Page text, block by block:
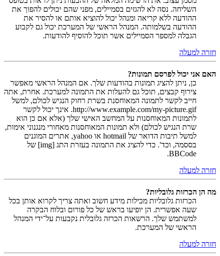
השליחה. נסה לא להגזים בסמיילים, מפני שהם יכולים להפוך את
ההודעה ללא קריאה ומנהל יכול להוציא אותם או להסיר את
ההודעה בשלמותה. המנהל הראשי של המערכת יכול גם לקבוע
הגבלה למספר הסמיילים אשר תוכל להוסיף להודעות.
חזרה למעלה
האם אני יכול לפרסם תמונות?
כן, ניתן להציג תמונות בהודעות שלך. אם המנהל הראשי מאפשר
צירוף קבצים, תוכל גם להעלות את התמונה למערכת. אחרת, אתה
חייב לקשר לתמונה המאוחסנת בשרת רחוק הנגיש לכולם, למשל
http://www.example.com/my-picture.gif. אינך יכול לקשר
לתמונות המאוחסנות על המחשב האישי שלך (אלא אם כן הוא
שרת הנגיש לכולם) ולא תמונות המאוחסנות מאחורי מנגנוני אימות,
למשל תיבות הדואר של hotmail או yahoo, אתרים המוגנים
בססמה, וכד'. כדי להציג את התמונה בעזרת התג [img] של
BBCode.
חזרה למעלה
מה הן הכרזות גלובליות?
הכרזות גלובליות מכילות מידע חשוב ואתה צריך לקרוא אותן בכל
שעה אפשרית. הן יופיעו בראש של כל פורום ובלוח הבקרה
למשתמש שלך. הרשאות הכרזה גלובלית נקבעות על־ידי המנהל
הראשי של המערכת.
חזרה למעלה